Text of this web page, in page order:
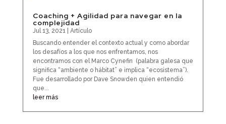
Coaching + Agilidad para navegar en la
complejidad
Jul 13, 2021
Artículo
Buscando entender el contexto actual y como abordar
los desafíos a los que nos enfrentamos, nos
encontramos con el Marco Cynefin (palabra galesa que
significa “ambiente o hábitat” e implica “ecosistema”).
Fue desarrollado por Dave Snowden quien entendió
que...
leer más